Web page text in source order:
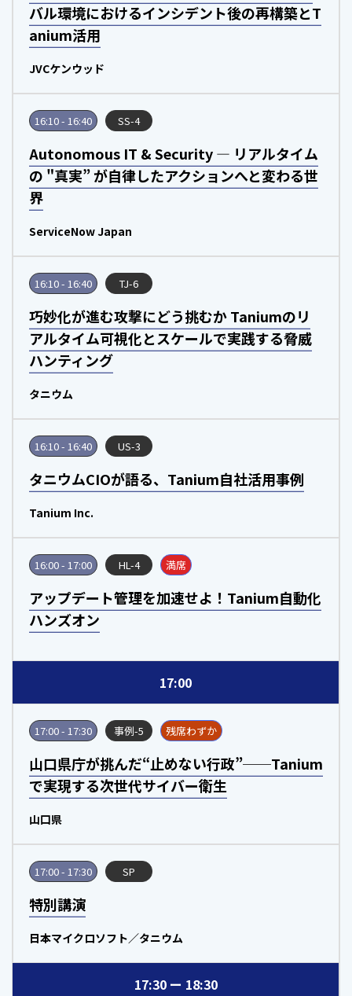
バル環境におけるインシデント後の再構築とT
anium活用
JVCケンウッド
16:10 - 16:40 SS-4
Autonomous IT & Security ― リアルタイム
の "真実” が自律したアクションへと変わる世
界
ServiceNow Japan
16:10 - 16:40 TJ-6
巧妙化が進む攻撃にどう挑むか Taniumのリ
アルタイム可視化とスケールで実践する脅威
ハンティング
タニウム
16:10 - 16:40 US-3
タニウムCIOが語る、Tanium自社活用事例
Tanium Inc.
16:00 - 17:00 HL-4 満席
アップデート管理を加速せよ！Tanium自動化
ハンズオン
17:00
17:00 - 17:30 事例-5 残席わずか
山口県庁が挑んだ“止めない行政”──Tanium
で実現する次世代サイバー衛生
山口県
17:00 - 17:30 SP
特別講演
日本マイクロソフト／タニウム
17:30 18:30